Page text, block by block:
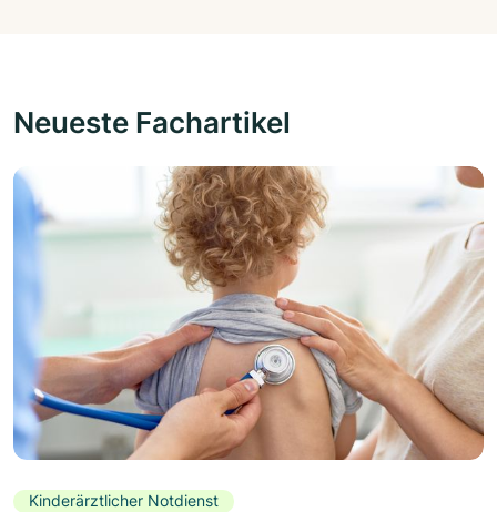
Neueste Fachartikel
Kinderärztlicher Notdienst